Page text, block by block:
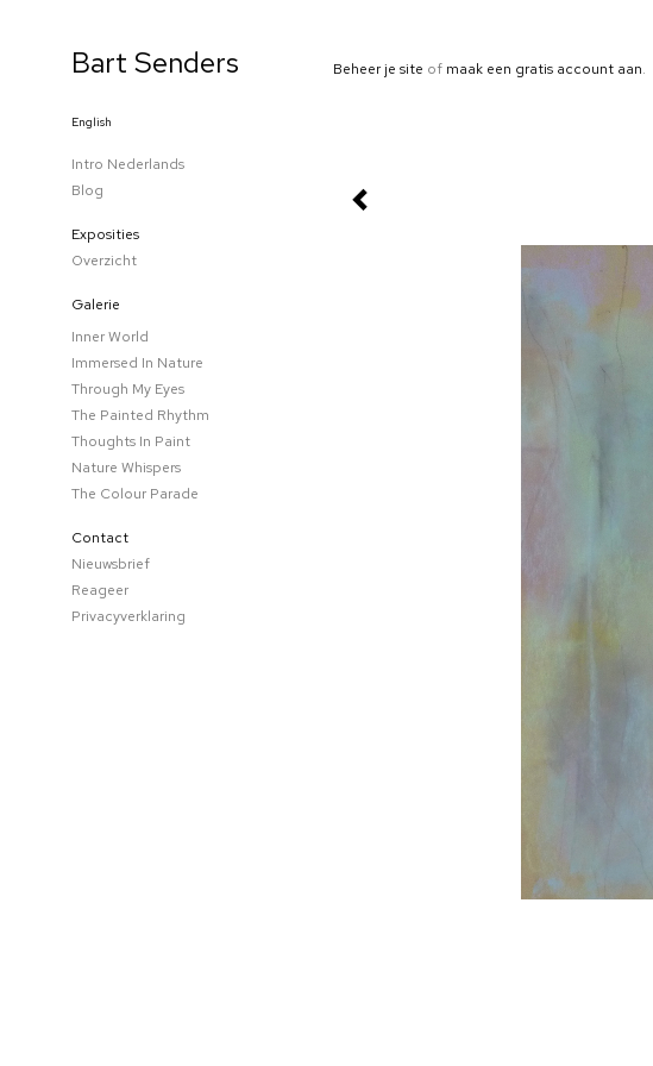
Beheer je site of maak een gratis account aan.
Bart Senders
English
Intro Nederlands
Blog
Exposities
Overzicht
Galerie
Inner World
Immersed In Nature
Through My Eyes
The Painted Rhythm
Thoughts In Paint
Nature Whispers
The Colour Parade
Contact
Nieuwsbrief
Reageer
Privacyverklaring